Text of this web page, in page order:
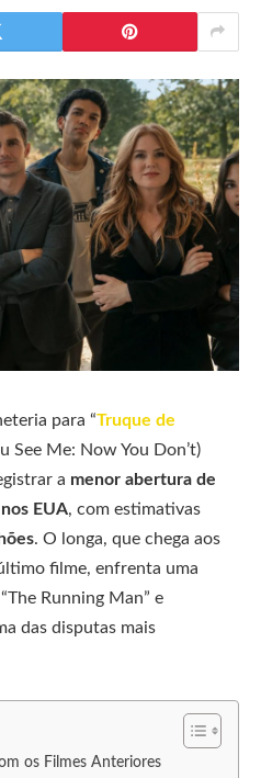
para “Truque de
See Me: Now You Don’t)
a menor abertura de
EUA, com estimativas
. O longa, que chega aos
filme, enfrenta uma
Running Man” e
das disputas mais
os Filmes Anteriores